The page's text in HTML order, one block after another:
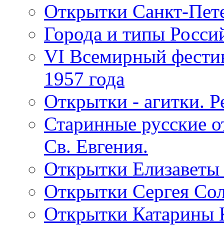
Открытки Санкт-
Города и типы
VI Всемирный
1957 года
Открытки - агитки.
Старинные русские
Св. Евгения.
Открытки
Открытки Сергея
Открытки